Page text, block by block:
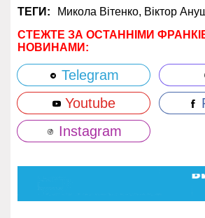
ТЕГИ:
Микола Вітенко, Віктор
СТЕЖТЕ ЗА ОСТАННІМИ
НОВИНАМИ:
Telegram
Youtube
Instagram